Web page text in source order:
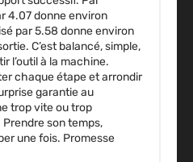
4.07 donne environ
par 5.58 donne environ
C’est balancé, simple,
l’outil à la machine.
chaque étape et arrondir
garantie au
trop vite ou trop
son temps,
une fois. Promesse